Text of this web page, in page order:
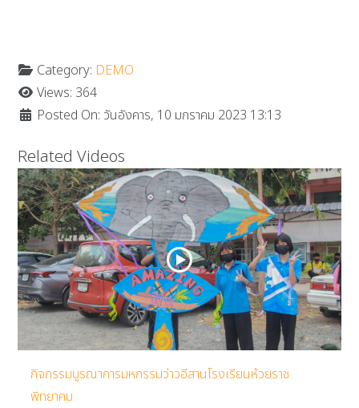
Category: DEMO
Views: 364
Posted On: วันอังคาร, 10 มกราคม 2023 13:13
Related Videos
กิจกรรมบูรณาการมหกรรมว่าวอีสานโรงเรียนห้วยราช
พิทยาคม